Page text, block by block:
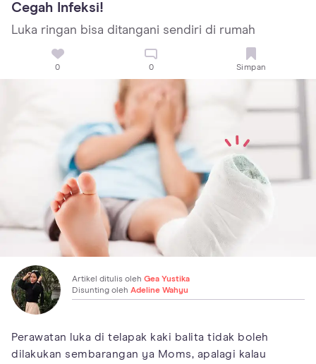
Cegah Infeksi!
Luka ringan bisa ditangani sendiri di rumah
0 0 Simpan
Artikel ditulis oleh Gea Yustika
Disunting oleh Adeline Wahyu
Perawatan luka di telapak kaki balita tidak boleh
dilakukan sembarangan ya Moms, apalagi kalau